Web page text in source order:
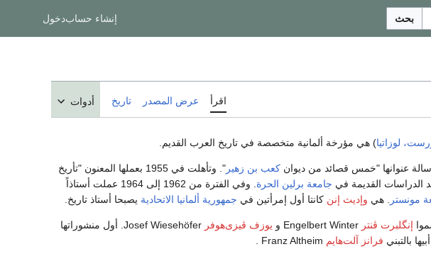
بحث إنشاء حسابدخول
اقرأ عرض المصدر تاريخ أدوات
لوزاتيا) هي مؤرخة ألمانية متخصصة في تاريخ العرب القديم.
كعب بن زهير
". وتأهلت في 1955 بعملها المعنون "تأريخ
جامعة برلين الحرة
. وفي الفترة من 1962 إلى 1964 عملت أستاذاً
مونستر . هي وإديث إنن كانتا أول إمرأتين في جمهورية ألمانيا الاتحادية يصبحا أستاذ تاريخ.
إنگلبرت ڤنتر يوزف ڤيزى‌هوفر
Josef Wiesehöfer. أول منشوراتها
فرانز آلت‌هايم